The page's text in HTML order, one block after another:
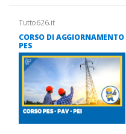
Tutto626.it
CORSO DI AGGIORNAMENTO
PES